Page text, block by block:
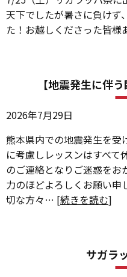
天下でしたが暑さに負けず
た！お越しくださった皆
【地震発生に伴
2026年7月29日
熊本県内での地震発生を受
に考慮しレッスンはすべて
のご連絡となりご迷惑を
力のほどよろしくお願い申
切な方々… [続きを読む]
サガラ